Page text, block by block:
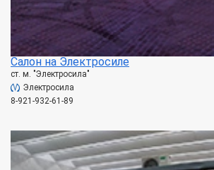
Салон на Электросиле
ст. м. "Электросила"
Электросила
8-921-932-61-89